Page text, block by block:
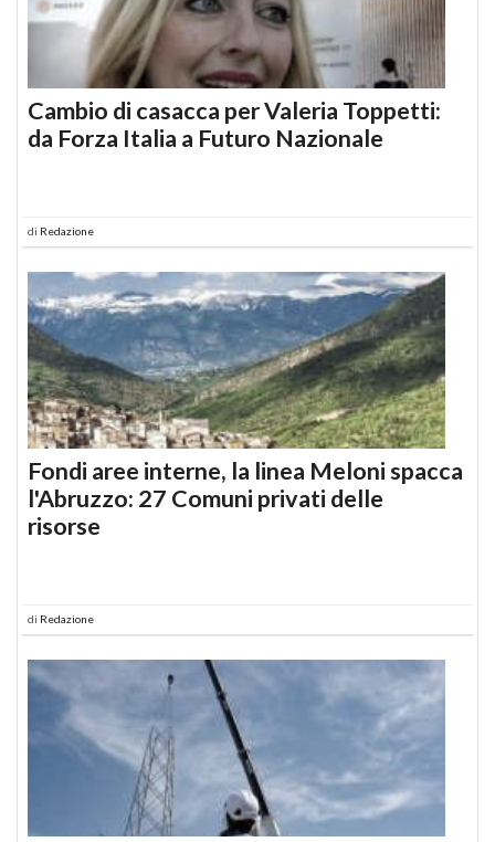
Cambio di casacca per Valeria Toppetti:
da Forza Italia a Futuro Nazionale
di Redazione
Fondi aree interne, la linea Meloni spacca
l'Abruzzo: 27 Comuni privati delle
risorse
di Redazione